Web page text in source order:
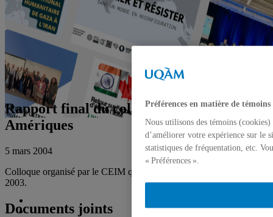
Rapport final du colloque Construire les
Amériques
5 mars 2004
Colloque organisé par le CEIM qui a eu lieu du 5 au 7 novembre
2003.
Documents joints
Préférences en matière de témoins
Nous utilisons des témoins
d’améliorer votre expérience sur le
statistiques de fréquentation, etc.
« Préférences ».